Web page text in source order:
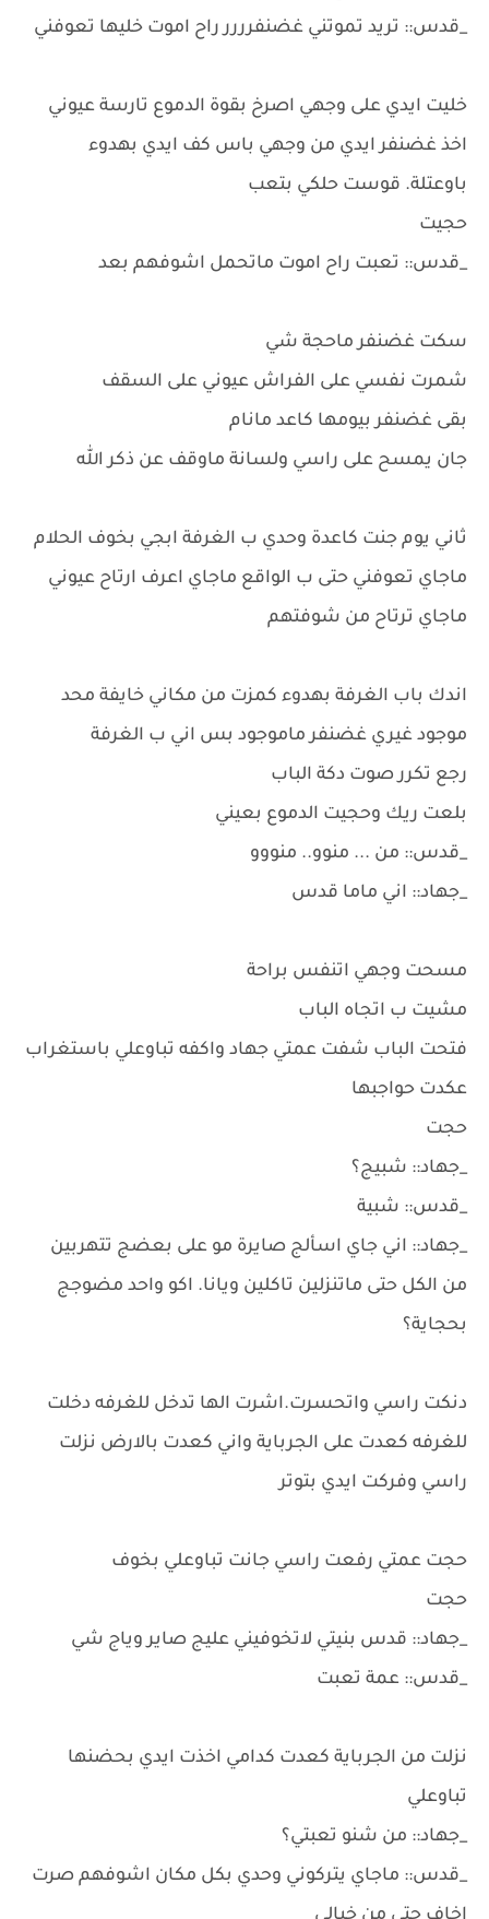
_قدس:: تريد تموتني غضنفرررر راح اموت خليها تعوفني
خليت ايدي على وجهي اصرخ بقوة الدموع تارسة عيوني
اخذ غضنفر ايدي من وجهي باس كف ايدي بهدوء
باوعتلة. قوست حلكي بتعب
حجيت
_قدس:: تعبت راح اموت ماتحمل اشوفهم بعد
سكت غضنفر ماحجة شي
شمرت نفسي على الفراش عيوني على السقف
بقى غضنفر بيومها كاعد مانام
جان يمسح على راسي ولسانة ماوقف عن ذكر الله
ثاني يوم جنت كاعدة وحدي ب الغرفة ابجي بخوف الحلام
ماجاي تعوفني حتى ب الواقع ماجاي اعرف ارتاح عيوني
ماجاي ترتاح من شوفتهم
اندك باب الغرفة بهدوء كمزت من مكاني خايفة محد
موجود غيري غضنفر ماموجود بس اني ب الغرفة
رجع تكرر صوت دكة الباب
بلعت ريك وحجيت الدموع بعيني
_قدس:: من ... منوو.. منووو
_جهاد:: اني ماما قدس
مسحت وجهي اتنفس براحة
مشيت ب اتجاه الباب
فتحت الباب شفت عمتي جهاد واكفه تباوعلي باستغراب
عكدت حواجبها
حجت
_جهاد:: شبيج؟
_قدس:: شبية
_جهاد:: اني جاي اسألج صايرة مو على بعضج تتهربين
من الكل حتى ماتنزلين تاكلين ويانا. اكو واحد مضوجج
بحجاية؟
دنكت راسي واتحسرت.اشرت الها تدخل للغرفه دخلت
للغرفه كعدت على الجرباية واني كعدت بالارض نزلت
راسي وفركت ايدي بتوتر
حجت عمتي رفعت راسي جانت تباوعلي بخوف
حجت
_جهاد:: قدس بنيتي لاتخوفيني عليج صاير وياج شي
_قدس:: عمة تعبت
نزلت من الجرباية كعدت كدامي اخذت ايدي بحضنها
تباوعلي
_جهاد:: من شنو تعبتي؟
_قدس:: ماجاي يتركوني وحدي بكل مكان اشوفهم صرت